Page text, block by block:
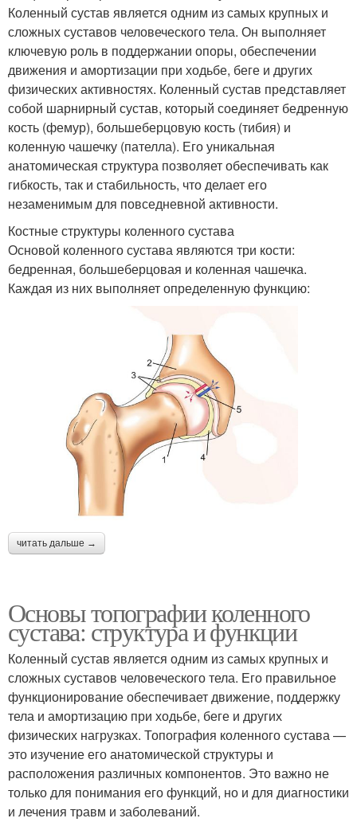
Коленный сустав является одним из самых крупных и
сложных суставов человеческого тела. Он выполняет
ключевую роль в поддержании опоры, обеспечении
движения и амортизации при ходьбе, беге и других
физических активностях. Коленный сустав представляет
собой шарнирный сустав, который соединяет бедренную
кость (фемур), большеберцовую кость (тибия) и
коленную чашечку (пателла). Его уникальная
анатомическая структура позволяет обеспечивать как
гибкость, так и стабильность, что делает его
незаменимым для повседневной активности.
Костные структуры коленного сустава
Основой коленного сустава являются три кости:
бедренная, большеберцовая и коленная чашечка.
Каждая из них выполняет определенную функцию:
читать дальше →
Основы топографии коленного
сустава: структура и функции
Коленный сустав является одним из самых крупных и
сложных суставов человеческого тела. Его правильное
функционирование обеспечивает движение, поддержку
тела и амортизацию при ходьбе, беге и других
физических нагрузках. Топография коленного сустава —
это изучение его анатомической структуры и
расположения различных компонентов. Это важно не
только для понимания его функций, но и для диагностики
и лечения травм и заболеваний.